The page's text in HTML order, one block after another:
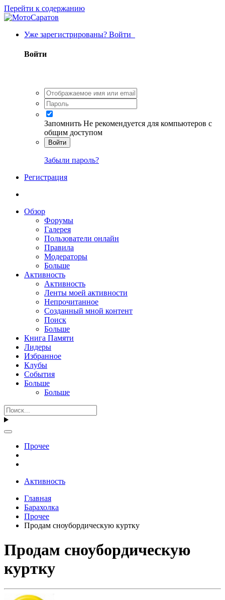
Перейти к содержанию
Уже зарегистрированы? Войти
Войти
Запомнить Не рекомендуется для компьютеров с
общим доступом
Войти
Забыли пароль?
Регистрация
Обзор
Форумы
Галерея
Пользователи онлайн
Правила
Модераторы
Больше
Активность
Активность
Ленты моей активности
Непрочитанное
Созданный мной контент
Поиск
Больше
Книга Памяти
Лидеры
Избранное
Клубы
События
Больше
Больше
Прочее
Активность
Главная
Барахолка
Прочее
Продам сноубордическую куртку
Продам сноубордическую
куртку